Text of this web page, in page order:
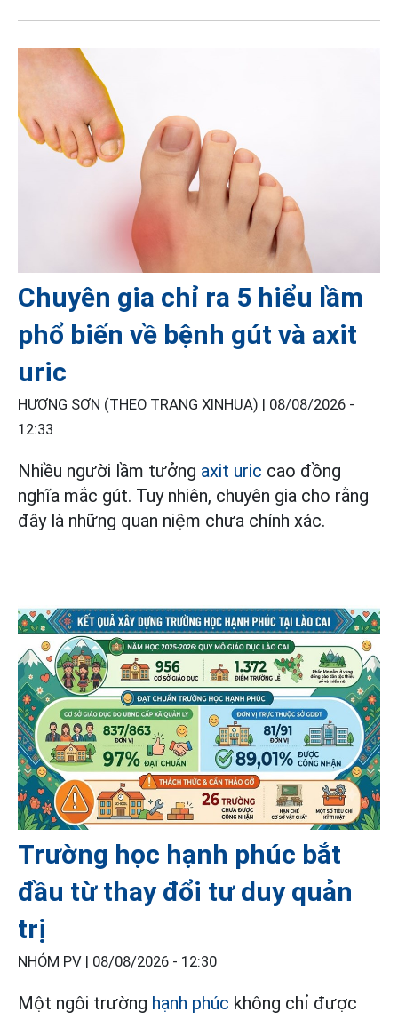
Chuyên gia chỉ ra 5 hiểu lầm
phổ biến về bệnh gút và axit
uric
HƯƠNG SƠN (THEO TRANG XINHUA) | 08/08/2026 -
12:33
Nhiều người lầm tưởng axit uric cao đồng
nghĩa mắc gút. Tuy nhiên, chuyên gia cho rằng
đây là những quan niệm chưa chính xác.
Trường học hạnh phúc bắt
đầu từ thay đổi tư duy quản
trị
NHÓM PV | 08/08/2026 - 12:30
Một ngôi trường hạnh phúc không chỉ được